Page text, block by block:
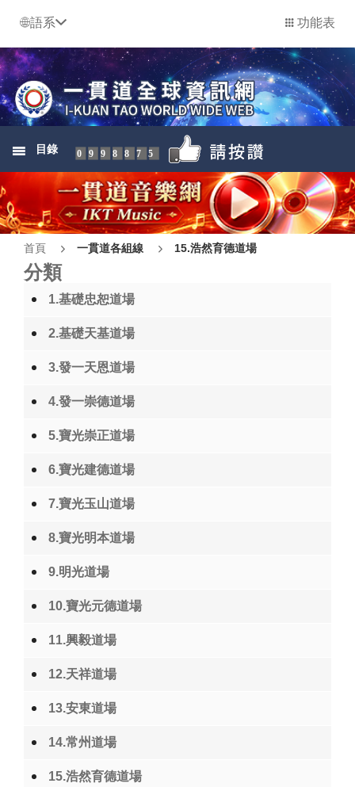
語系 功能表
目錄 0998875
首頁 一貫道各組線 15.浩然育德道場
分類
1.基礎忠恕道場
2.基礎天基道場
3.發一天恩道場
4.發一崇德道場
5.寶光崇正道場
6.寶光建德道場
7.寶光玉山道場
8.寶光明本道場
9.明光道場
10.寶光元德道場
11.興毅道場
12.天祥道場
13.安東道場
14.常州道場
15.浩然育德道場